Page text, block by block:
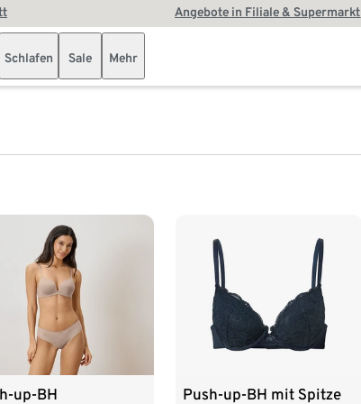
Angebote in Filiale & Supermarkt
Schlafen Sale Mehr
up-BH Push-up-BH mit Spitze